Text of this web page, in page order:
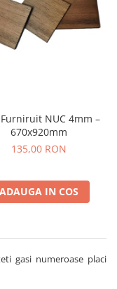
Furniruit NUC 4mm –
670x920mm
135,00 RON
ADAUGA IN COS
gasi numeroase placi